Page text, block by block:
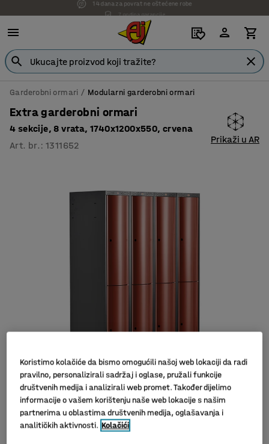
7 godina garancije
Garderobni ormari Modularni garderobni ormari
Extra garderobni ormari
4 sekcije, 8 vrata, 1740x1200x550, crvena
Art. br. :1311652
Prikaži u AR
Koristimo kolačiće da bismo omogućili našoj web lokaciji da radi
pravilno, personalizirali sadržaj i oglase, pružali funkcije
društvenih medija i analizirali web promet. Također dijelimo
informacije o vašem korištenju naše web lokacije s našim
partnerima u oblastima društvenih medija, oglašavanja i
analitičkih aktivnosti. Kolačići